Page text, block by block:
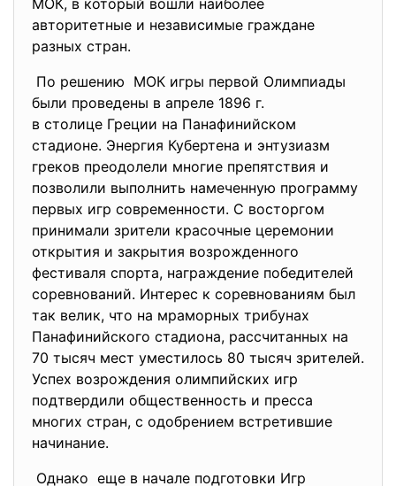
МОК, в который вошли наиболее
авторитетные и независимые граждане
разных стран.
По решению МОК игры первой Олимпиады
были проведены в апреле 1896 г.
в столице Греции на Панафинийском
стадионе. Энергия Кубертена и энтузиазм
греков преодолели многие препятствия и
позволили выполнить намеченную программу
первых игр современности. С восторгом
принимали зрители красочные церемонии
открытия и закрытия возрожденного
фестиваля спорта, награждение победителей
соревнований. Интерес к соревнованиям был
так велик, что на мраморных трибунах
Панафинийского стадиона, рассчитанных на
70 тысяч мест уместилось 80 тысяч зрителей.
Успех возрождения олимпийских игр
подтвердили общественность и пресса
многих стран, с одобрением встретившие
начинание.
Однако еще в начале подготовки Игр